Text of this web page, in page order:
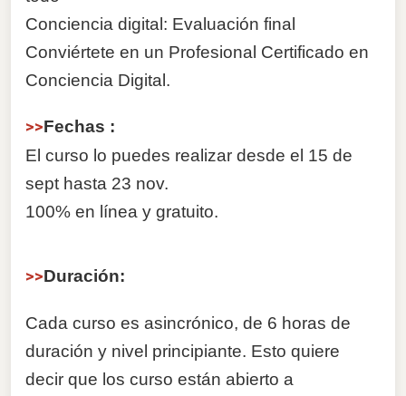
Conciencia digital: Evaluación final
Conviértete en un Profesional Certificado en
Conciencia Digital.
>>Fechas :
El curso lo puedes realizar desde el 15 de
sept hasta 23 nov.
100% en línea y gratuito.
>>Duración:
Cada curso es asincrónico, de 6 horas de
duración y nivel principiante. Esto quiere
decir que los curso están abierto a